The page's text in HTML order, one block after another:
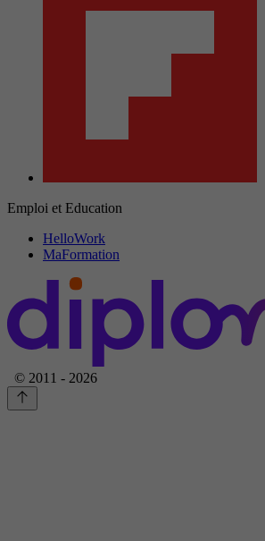
Emploi et Education
HelloWork
MaFormation
© 2011 - 2026